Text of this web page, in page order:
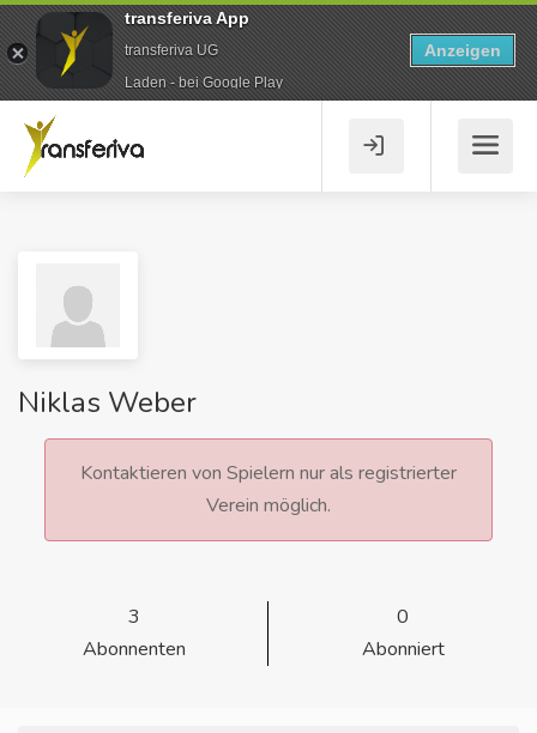
Niklas Weber
Kontaktieren von Spielern nur als registrierter
Verein möglich.
3
Abonnenten
0
Abonniert
transferiva App
transferiva UG
Laden - bei Google Play
Anzeigen